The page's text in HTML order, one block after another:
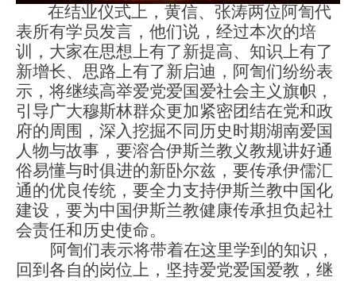
在结业仪式上，黄信、张涛两位阿訇代
表所有学员发言，他们说，经过本次的培
训，大家在思想上有了新提高、知识上有了
新增长、思路上有了新启迪，阿訇们纷纷表
示，将继续高举爱党爱国爱社会主义旗帜，
引导广大穆斯林群众更加紧密团结在党和政
府的周围，深入挖掘不同历史时期湖南爱国
人物与故事，要溶合伊斯兰教义教规讲好通
俗易懂与时俱进的新卧尔兹，要传承伊儒汇
通的优良传统，要全力支持伊斯兰教中国化
建设，要为中国伊斯兰教健康传承担负起社
会责任和历史使命。
阿訇们 表示将带着在这里学到的知识，
回到各自的岗位上，坚持爱党爱国爱教，继